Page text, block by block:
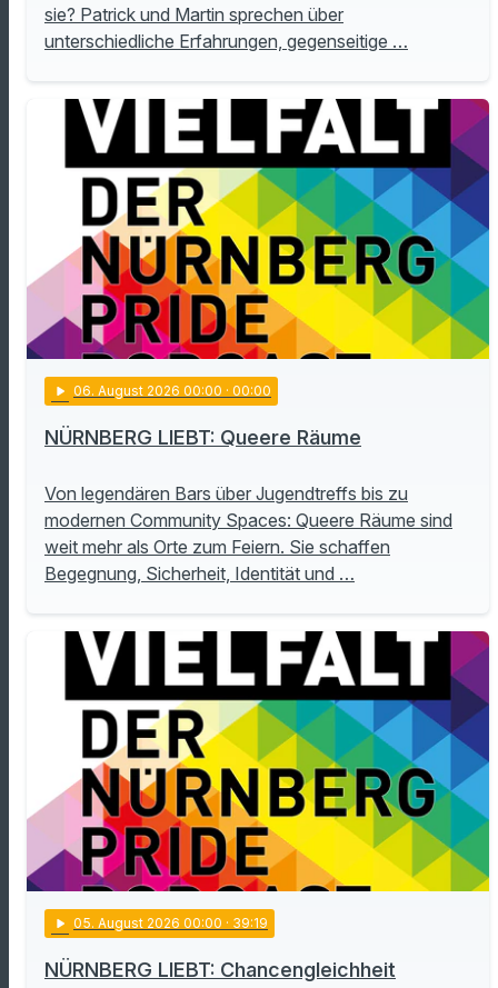
sie? Patrick und Martin sprechen über
unterschiedliche Erfahrungen, gegenseitige …
play_arrow 06. August 2026 00:00 · 00:00
NÜRNBERG LIEBT: Queere Räume
Von legendären Bars über Jugendtreffs bis zu
modernen Community Spaces: Queere Räume sind
weit mehr als Orte zum Feiern. Sie schaffen
Begegnung, Sicherheit, Identität und …
play_arrow 05. August 2026 00:00 · 39:19
NÜRNBERG LIEBT: Chancengleichheit